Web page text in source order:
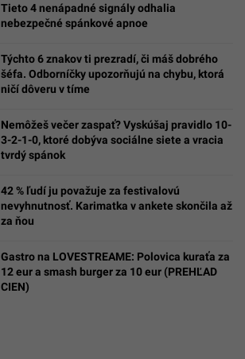
Tieto 4 nenápadné signály odhalia
nebezpečné spánkové apnoe
Týchto 6 znakov ti prezradí, či máš dobrého
šéfa. Odborníčky upozorňujú na chybu, ktorá
ničí dôveru v tíme
Nemôžeš večer zaspať? Vyskúšaj pravidlo 10-
3-2-1-0, ktoré dobýva sociálne siete a vracia
tvrdý spánok
42 % ľudí ju považuje za festivalovú
nevyhnutnosť. Karimatka v ankete skončila až
za ňou
Gastro na LOVESTREAME: Polovica kuraťa za
12 eur a smash burger za 10 eur (PREHĽAD
CIEN)